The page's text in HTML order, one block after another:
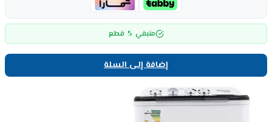
متبقي 5 قطع
إضافة إلى السلة